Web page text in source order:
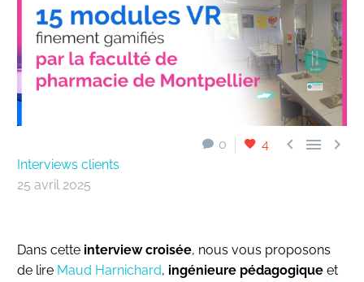
0 4   
Interviews clients
25 avril 2025
Dans cette interview croisée, nous vous proposons
de lire Maud Harnichard, ingénieure pédagogique et